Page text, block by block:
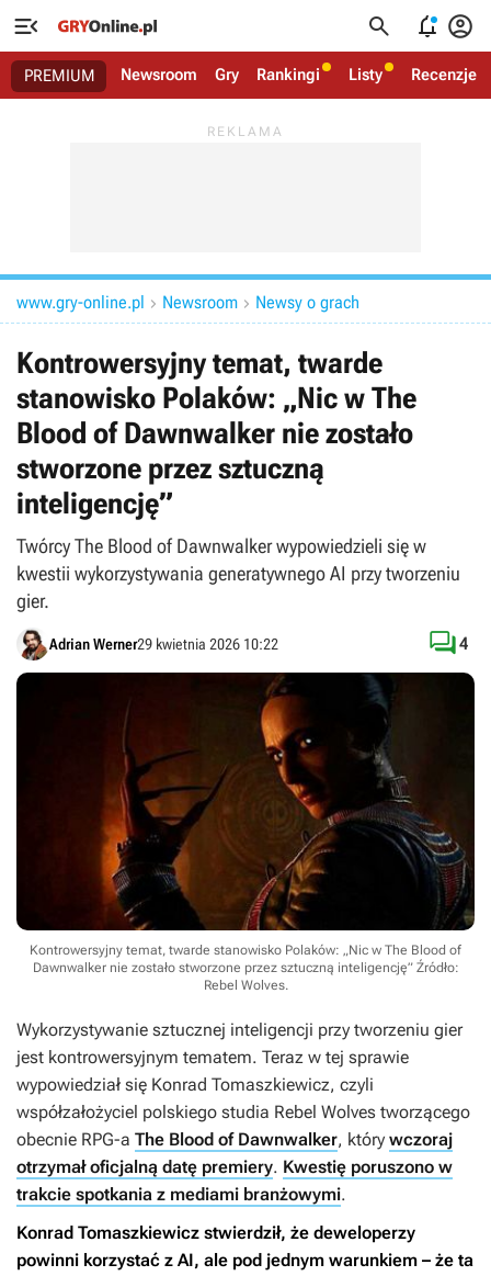
   
PREMIUM Newsroom Gry Rankingi Listy Recenzje
www.gry-online.pl  Newsroom  Newsy o grach
Kontrowersyjny temat, twarde
stanowisko Polaków: „Nic w The
Blood of Dawnwalker nie zostało
stworzone przez sztuczną
inteligencję”
Twórcy The Blood of Dawnwalker wypowiedzieli się w
kwestii wykorzystywania generatywnego AI przy tworzeniu
gier.
Adrian Werner29 kwietnia 2026 10:22 4
Kontrowersyjny temat, twarde stanowisko Polaków: „Nic w The Blood of
Dawnwalker nie zostało stworzone przez sztuczną inteligencję” Źródło:
Rebel Wolves.
Wykorzystywanie sztucznej inteligencji przy tworzeniu gier
jest kontrowersyjnym tematem. Teraz w tej sprawie
wypowiedział się Konrad Tomaszkiewicz, czyli
współzałożyciel polskiego studia Rebel Wolves tworzącego
obecnie RPG-a The Blood of Dawnwalker, który wczoraj
otrzymał oficjalną datę premiery. Kwestię poruszono w
trakcie spotkania z mediami branżowymi.
Konrad Tomaszkiewicz stwierdził, że deweloperzy
powinni korzystać z AI, ale pod jednym warunkiem – że ta